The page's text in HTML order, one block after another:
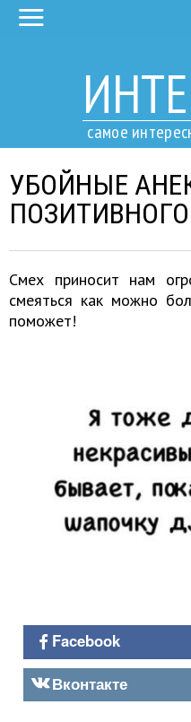
самое
УБОЙНЫЕ
Смех приносит нам
смеяться как можно
поможет!
Facebook
Вконтакте